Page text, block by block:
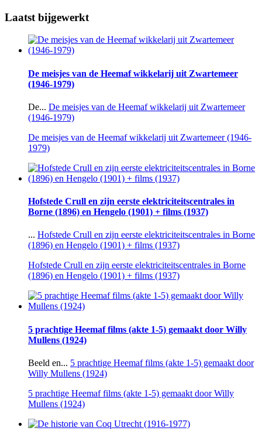
Laatst bijgewerkt
De meisjes van de Heemaf wikkelarij uit Zwartemeer
(1946-1979)
De... De meisjes van de Heemaf wikkelarij uit Zwartemeer
(1946-1979)
De meisjes van de Heemaf wikkelarij uit Zwartemeer (1946-
1979)
Hofstede Crull en zijn eerste elektriciteitscentrales in
Borne (1896) en Hengelo (1901) + films (1937)
... Hofstede Crull en zijn eerste elektriciteitscentrales in Borne
(1896) en Hengelo (1901) + films (1937)
Hofstede Crull en zijn eerste elektriciteitscentrales in Borne
(1896) en Hengelo (1901) + films (1937)
5 prachtige Heemaf films (akte 1-5) gemaakt door Willy
Mullens (1924)
Beeld en... 5 prachtige Heemaf films (akte 1-5) gemaakt door
Willy Mullens (1924)
5 prachtige Heemaf films (akte 1-5) gemaakt door Willy
Mullens (1924)